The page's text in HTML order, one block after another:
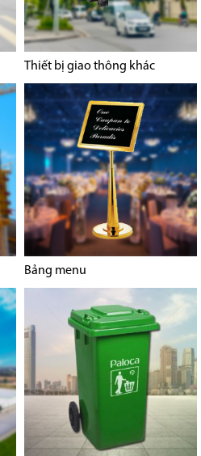
Thiết bị giao thông khác
Bảng menu